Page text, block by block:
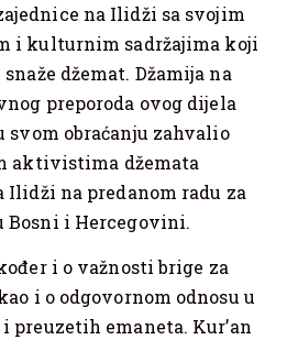
na Ilidži sa svojim
i kulturnim sadržajima koji
džemat. Džamija na
preporoda ovog dijela
svom obraćanju zahvalio
aktivistima džemata
Ilidži na predanom radu za
Bosni i Hercegovini.
i o važnosti brige za
i o odgovornom odnosu u
preuzetih emaneta. Kur’an